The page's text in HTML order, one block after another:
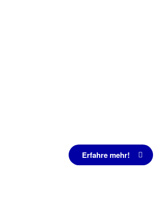
Erfahre mehr!